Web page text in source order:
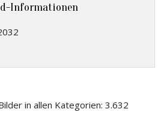
Informationen
in allen Kategorien: 3.632